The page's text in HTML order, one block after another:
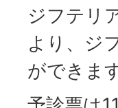
ジフテリ
より、ジ
ができま